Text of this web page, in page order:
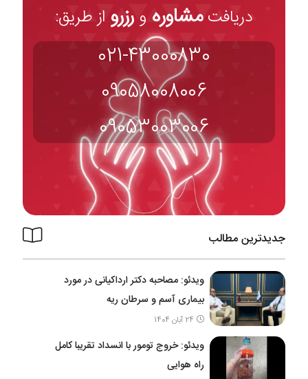
دریافتمشاوره و رزرو از طریق:
021-43000830
09058008006
09053003006
جدیدترین مطالب
ویدئو: مصاحبه دکتر ارداکیانی در مورد
بیماری آسم و سرطان ریه
24 آبان 1404
ویدئو: خروج تومور با انسداد تقریبا کامل
راه هوایی